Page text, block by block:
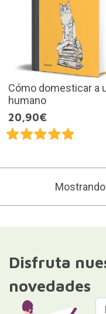
Cómo domesticar a
humano
20,90€
Disfruta
novedades